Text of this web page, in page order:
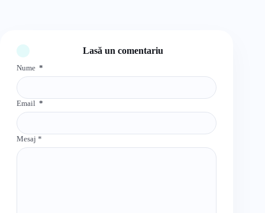
Lasă un comentariu
Nume *
Email *
Mesaj *